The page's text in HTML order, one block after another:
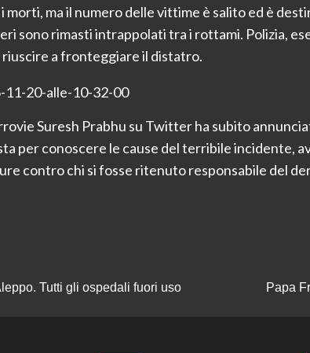
morti, ma il numero delle vittime è salito ed è
sono rimasti intrappolati tra i rottami. Polizia,
a fronteggiare il distatro.
Suresh Prabhu su Twitter ha subito
per conoscere le cause del terribile incidente,
contro chi si fosse ritenuto responsabile del
Tutti gli ospedali fuori uso
Papa